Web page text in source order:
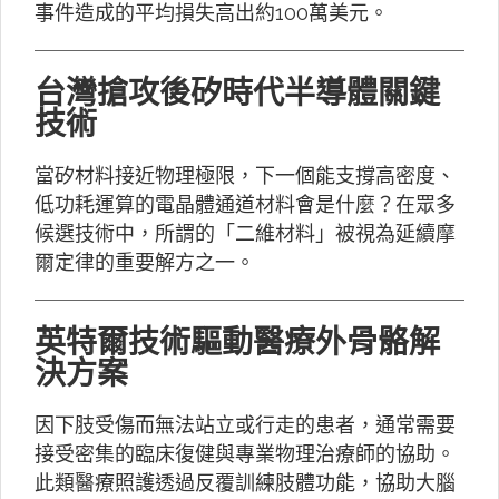
事件造成的平均損失高出約100萬美元。
台灣搶攻後矽時代半導體關鍵
技術
當矽材料接近物理極限，下一個能支撐高密度、
低功耗運算的電晶體通道材料會是什麼？在眾多
候選技術中，所謂的「二維材料」被視為延續摩
爾定律的重要解方之一。
英特爾技術驅動醫療外骨骼解
決方案
因下肢受傷而無法站立或行走的患者，通常需要
接受密集的臨床復健與專業物理治療師的協助。
此類醫療照護透過反覆訓練肢體功能，協助大腦